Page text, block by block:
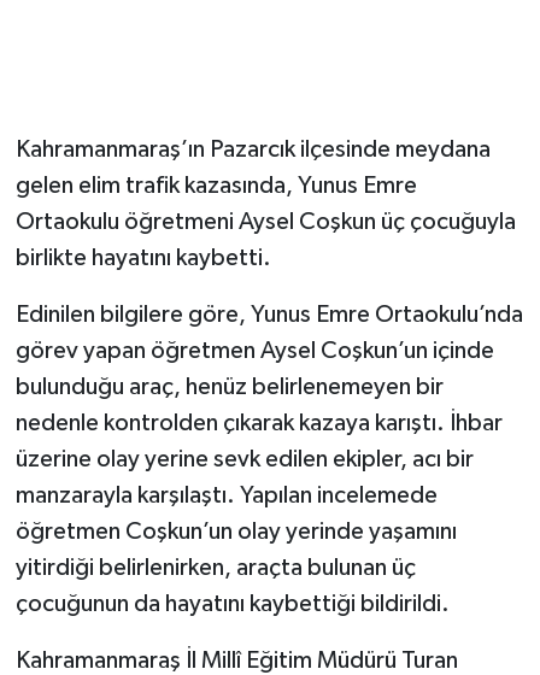
Kahramanmaraş’ın Pazarcık ilçesinde meydana
gelen elim trafik kazasında, Yunus Emre
Ortaokulu öğretmeni Aysel Coşkun üç çocuğuyla
birlikte hayatını kaybetti.
Edinilen bilgilere göre, Yunus Emre Ortaokulu’nda
görev yapan öğretmen Aysel Coşkun’un içinde
bulunduğu araç, henüz belirlenemeyen bir
nedenle kontrolden çıkarak kazaya karıştı. İhbar
üzerine olay yerine sevk edilen ekipler, acı bir
manzarayla karşılaştı. Yapılan incelemede
öğretmen Coşkun’un olay yerinde yaşamını
yitirdiği belirlenirken, araçta bulunan üç
çocuğunun da hayatını kaybettiği bildirildi.
Kahramanmaraş İl Millî Eğitim Müdürü Turan